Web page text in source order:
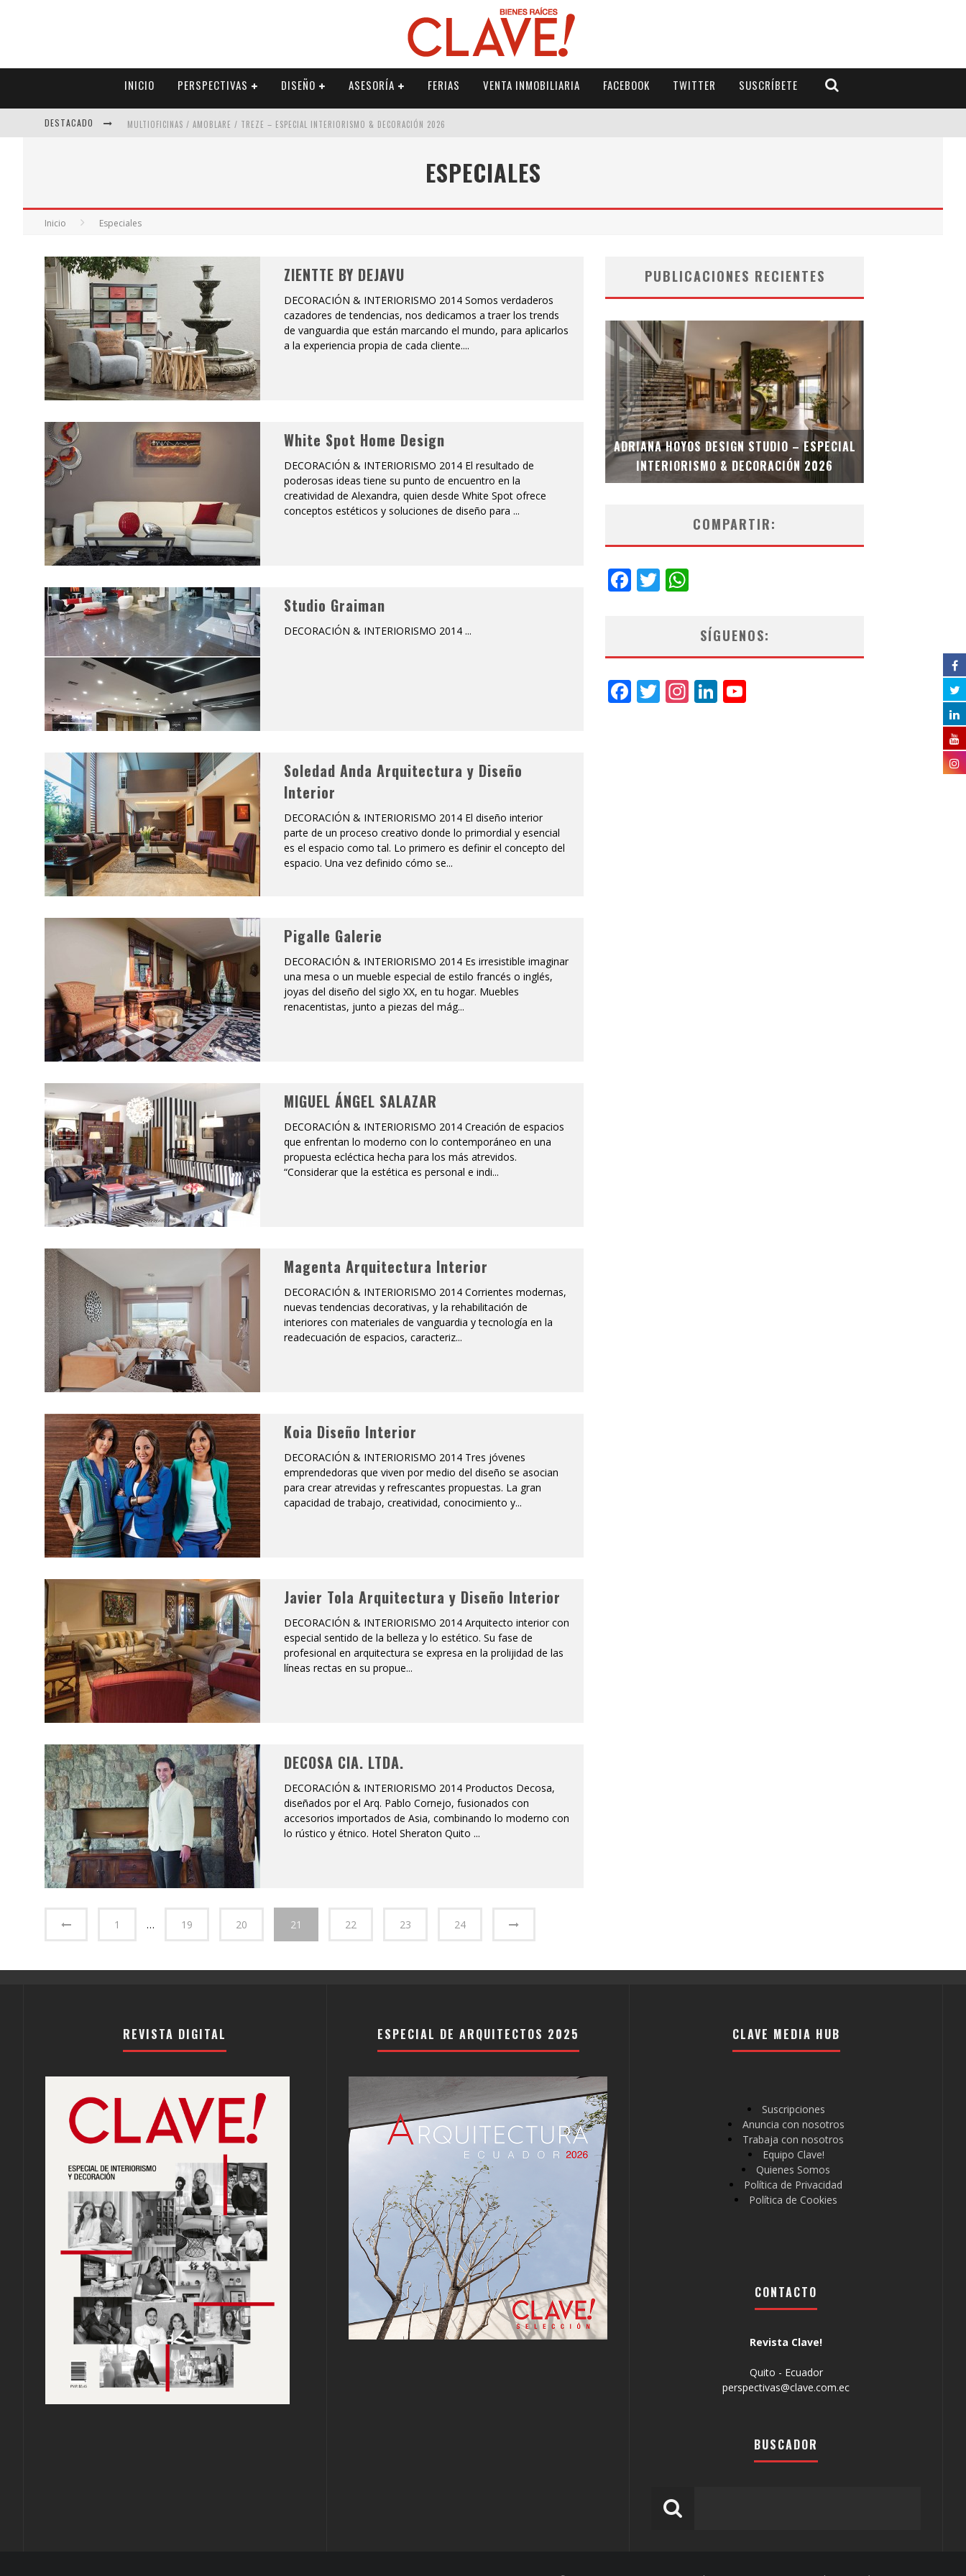
INICIO PERSPECTIVAS DISEÑO ASESORÍA FERIAS VENTA INMOBILIARIA FACEBOOK TWITTER SUSCRÍBETE
DESTACADO MULTIOFICINAS / AMOBLARE / TREZE – ESPECIAL INTERIORISMO & DECORACIÓN 2026
ESPECIALES
Inicio Especiales
ZIENTTE BY DEJAVU
DECORACIÓN & INTERIORISMO 2014 Somos verdaderos
cazadores de tendencias, nos dedicamos a traer los trends
de vanguardia que están marcando el mundo, para aplicarlos
a la experiencia propia de cada cliente....
White Spot Home Design
DECORACIÓN & INTERIORISMO 2014 El resultado de
poderosas ideas tiene su punto de encuentro en la
creatividad de Alexandra, quien desde White Spot ofrece
conceptos estéticos y soluciones de diseño para ...
Studio Graiman
DECORACIÓN & INTERIORISMO 2014 ...
Soledad Anda Arquitectura y Diseño
Interior
DECORACIÓN & INTERIORISMO 2014 El diseño interior
parte de un proceso creativo donde lo primordial y esencial
es el espacio como tal. Lo primero es definir el concepto del
espacio. Una vez definido cómo se...
Pigalle Galerie
DECORACIÓN & INTERIORISMO 2014 Es irresistible imaginar
una mesa o un mueble especial de estilo francés o inglés,
joyas del diseño del siglo XX, en tu hogar. Muebles
renacentistas, junto a piezas del mág...
MIGUEL ÁNGEL SALAZAR
DECORACIÓN & INTERIORISMO 2014 Creación de espacios
que enfrentan lo moderno con lo contemporáneo en una
propuesta ecléctica hecha para los más atrevidos.
“Considerar que la estética es personal e indi...
Magenta Arquitectura Interior
DECORACIÓN & INTERIORISMO 2014 Corrientes modernas,
nuevas tendencias decorativas, y la rehabilitación de
interiores con materiales de vanguardia y tecnología en la
readecuación de espacios, caracteriz...
Koia Diseño Interior
DECORACIÓN & INTERIORISMO 2014 Tres jóvenes
emprendedoras que viven por medio del diseño se asocian
para crear atrevidas y refrescantes propuestas. La gran
capacidad de trabajo, creatividad, conocimiento y...
Javier Tola Arquitectura y Diseño Interior
DECORACIÓN & INTERIORISMO 2014 Arquitecto interior con
especial sentido de la belleza y lo estético. Su fase de
profesional en arquitectura se expresa en la prolijidad de las
líneas rectas en su propue...
DECOSA CIA. LTDA.
DECORACIÓN & INTERIORISMO 2014 Productos Decosa,
diseñados por el Arq. Pablo Cornejo, fusionados con
accesorios importados de Asia, combinando lo moderno con
lo rústico y étnico. Hotel Sheraton Quito ...
1 … 19 20 21 22 23 24
PUBLICACIONES RECIENTES
MUBB DESIGN STUDIO – ESPECIAL
INTERIORISMO & DECORACIÓN 2026
ADRIANA HOYOS DESIGN STUDIO – ESPECIAL
INTERIORISMO & DECORACIÓN 2026
COMPARTIR:
Facebook
Twitter
SÍGUENOS:
Facebook
Twitter
Instagram
LinkedIn
REVISTA DIGITAL ESPECIAL DE ARQUITECTOS 2025 CLAVE MEDIA HUB
Suscripciones
Anuncia con nosotros
Trabaja con nosotros
Equipo Clave!
Quienes Somos
Política de Privacidad
Política de Cookies
CONTACTO
Revista Clave!
Quito - Ecuador
perspectivas@clave.com.ec
BUSCADOR